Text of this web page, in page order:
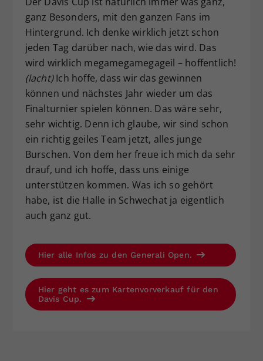
ganz Besonders, mit den ganzen Fans im
Hintergrund. Ich denke wirklich jetzt schon
jeden Tag darüber nach, wie das wird. Das
wird wirklich megamegamegageil – hoffentlich!
(lacht)Ich hoffe, dass wir das gewinnen
können und nächstes Jahr wieder um das
Finalturnier spielen können. Das wäre sehr,
sehr wichtig. Denn ich glaube, wir sind schon
ein richtig geiles Team jetzt, alles junge
Burschen. Von dem her freue ich mich da sehr
drauf, und ich hoffe, dass uns einige
unterstützen kommen. Was ich so gehört
habe, ist die Halle in Schwechat ja eigentlich
auch ganz gut.
Hier alle Infos zu den Generali Open.
Hier geht es zum Kartenvorverkauf für den
Davis Cup.